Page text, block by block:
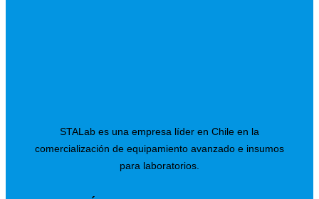
STALab es una empresa líder en Chile en la
comercialización de equipamiento avanzado e insumos
para laboratorios.